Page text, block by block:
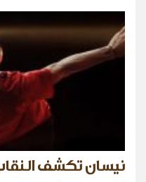
نيسان تكشف